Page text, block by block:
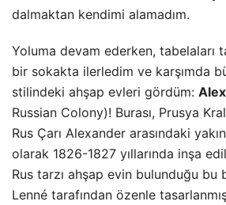
dalmaktan kendimi alamadım.
Yoluma devam ederken, tabelaları
bir sokakta ilerledim ve karşımda
stilindeki ahşap evleri gördüm:
Russian Colony)! Burası, Prusya
Rus Çarı Alexander arasındaki
olarak 1826-1827 yıllarında inşa
Rus tarzı ahşap evin bulunduğu bu
Lenné tarafından özenle